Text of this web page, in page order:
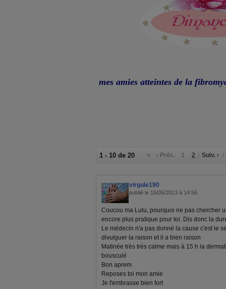
mes amies atteintes de la
1 - 10 de 20 « ‹ Préc. 1 2 Suiv. ›
virgule190
publié le 15/05/2013 à 14:56
Coucou ma Lulu, pourquoi ne pas chercher
encore plus pratique pour toi. Dis donc la
Le médecin n'a pas donné la cause c'est le
divulguer la raison et il a bien raison
Matinée très très calme mais à 15 h la
bousculé
Bon aprem
Reposes toi mon amie
Je t'embrasse bien fort